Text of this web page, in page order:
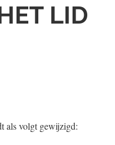
LID
als volgt gewijzigd: